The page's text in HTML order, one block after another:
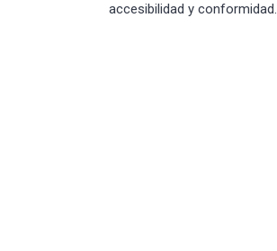
accesibilidad y conformidad.